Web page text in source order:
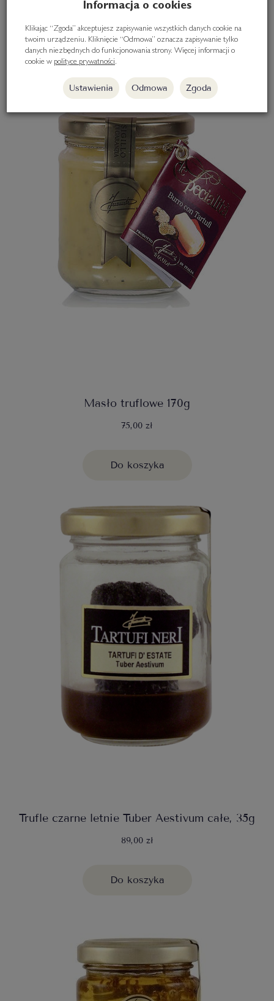
49,90 zł
Do koszyka
Masło truflowe 170g
75,00 zł
Do koszyka
Trufle czarne letnie Tuber Aestivum całe, 35g
89,00 zł
Do koszyka
Informacja o cookies
Klikając “Zgoda” akceptujesz zapisywanie wszystkich danych cookie na
twoim urządzeniu. Kliknięcie “Odmowa” oznacza zapisywanie tylko
danych niezbędnych do funkcjonowania strony. Więcej informacji o
cookie w polityce prywatności.
Ustawienia Odmowa Zgoda